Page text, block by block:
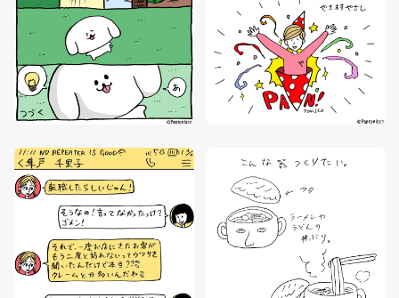
TOP
NEWS
AGENT
SUPPORT